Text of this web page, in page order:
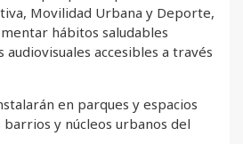
Movilidad Urbana y Deporte,
hábitos saludables
accesibles a través
en parques y espacios
y núcleos urbanos del